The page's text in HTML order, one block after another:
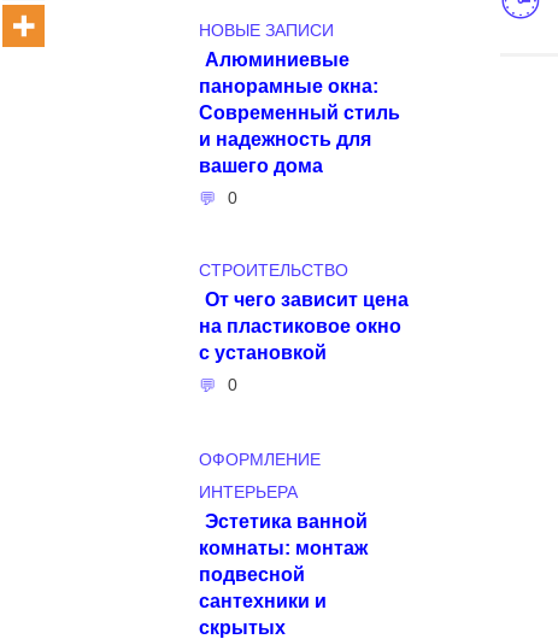
НОВЫЕ ЗАПИСИ
Алюминиевые
панорамные окна:
Современный стиль
и надежность для
вашего дома
0
СТРОИТЕЛЬСТВО
От чего зависит цена
на пластиковое окно
с установкой
0
ОФОРМЛЕНИЕ
ИНТЕРЬЕРА
Эстетика ванной
комнаты: монтаж
подвесной
сантехники и
скрытых